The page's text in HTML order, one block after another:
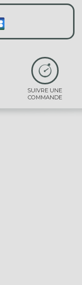
SUIVRE UNE
COMMANDE